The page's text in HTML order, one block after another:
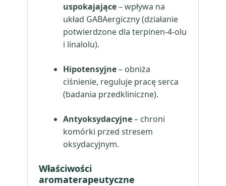
uspokajające– wpływa na
układ GABAergiczny (działanie
potwierdzone dla terpinen-4-olu
i linalolu).
Hipotensyjne– obniża
ciśnienie, reguluje pracę serca
(badania przedkliniczne).
Antyoksydacyjne– chroni
komórki przed stresem
oksydacyjnym.
Właściwości
aromaterapeutyczne